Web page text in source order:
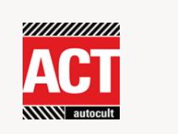
contenu